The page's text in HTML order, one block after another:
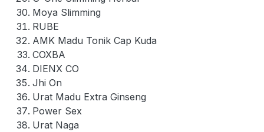
Moya Slimming
RUBE
AMK Madu Tonik Cap Kuda
COXBA
DIENX CO
Jhi On
Urat Madu Extra Ginseng
Power Sex
Urat Naga